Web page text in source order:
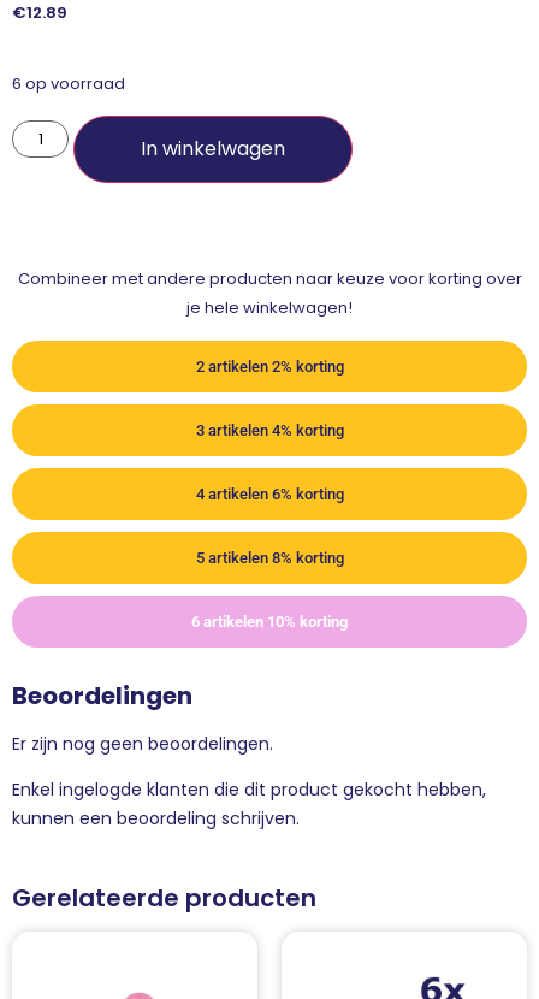
€12.89
6 op voorraad
In winkelwagen
Combineer met andere producten naar keuze voor korting over
je hele winkelwagen!
2 artikelen 2% korting
3 artikelen 4% korting
4 artikelen 6% korting
5 artikelen 8% korting
6 artikelen 10% korting
Beoordelingen
Er zijn nog geen beoordelingen.
Enkel ingelogde klanten die dit product gekocht hebben,
kunnen een beoordeling schrijven.
Gerelateerde producten